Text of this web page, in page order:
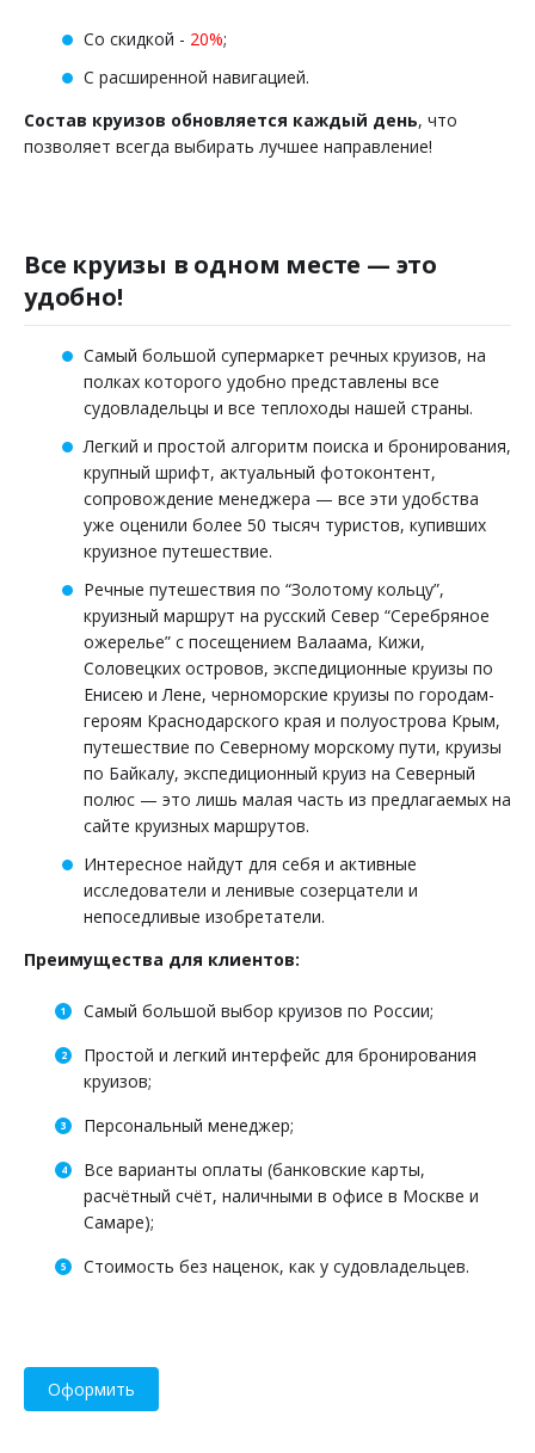
Со скидкой - 20%;
С расширенной навигацией.
Состав круизов обновляется каждый день, что
позволяет всегда выбирать лучшее направление!
Все круизы в одном месте — это
удобно!
Самый большой супермаркет речных круизов, на
полках которого удобно представлены все
судовладельцы и все теплоходы нашей страны.
Легкий и простой алгоритм поиска и бронирования,
крупный шрифт, актуальный фотоконтент,
сопровождение менеджера — все эти удобства
уже оценили более 50 тысяч туристов, купивших
круизное путешествие.
Речные путешествия по “Золотому кольцу”,
круизный маршрут на русский Север “Серебряное
ожерелье” с посещением Валаама, Кижи,
Соловецких островов, экспедиционные круизы по
Енисею и Лене, черноморские круизы по городам-
героям Краснодарского края и полуострова Крым,
путешествие по Северному морскому пути, круизы
по Байкалу, экспедиционный круиз на Северный
полюс — это лишь малая часть из предлагаемых на
сайте круизных маршрутов.
Интересное найдут для себя и активные
исследователи и ленивые созерцатели и
непоседливые изобретатели.
Преимущества для клиентов:
Самый большой выбор круизов по России;
Простой и легкий интерфейс для бронирования
круизов;
Персональный менеджер;
Все варианты оплаты (банковские карты,
расчётный счёт, наличными в офисе в Москве и
Самаре);
Стоимость без наценок, как у судовладельцев.
Оформить